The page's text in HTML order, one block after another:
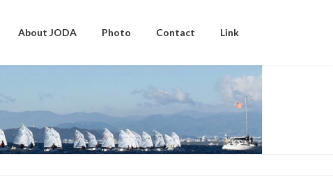
About JODA Photo Contact Link